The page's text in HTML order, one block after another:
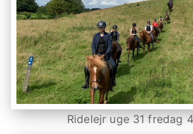
Ridelejr uge 31 fredag